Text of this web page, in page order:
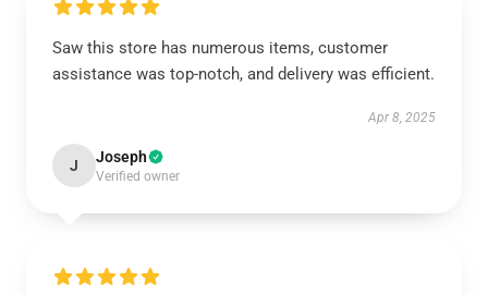
Saw this store has numerous items, customer
assistance was top-notch, and delivery was efficient.
Apr 8, 2025
J Joseph
Verified owner